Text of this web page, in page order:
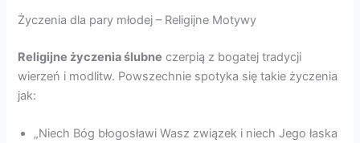
Życzenia dla pary młodej – Religijne Motywy
Religijne życzenia ślubne czerpią z bogatej tradycji
wierzeń i modlitw. Powszechnie spotyka się takie życzenia
jak:
„Niech Bóg błogosławi Wasz związek i niech Jego łaska